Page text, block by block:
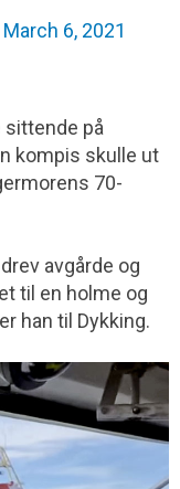
March 6, 2021
sittende på
kompis skulle ut
70-
avgårde og
til en holme og
han til Dykking.